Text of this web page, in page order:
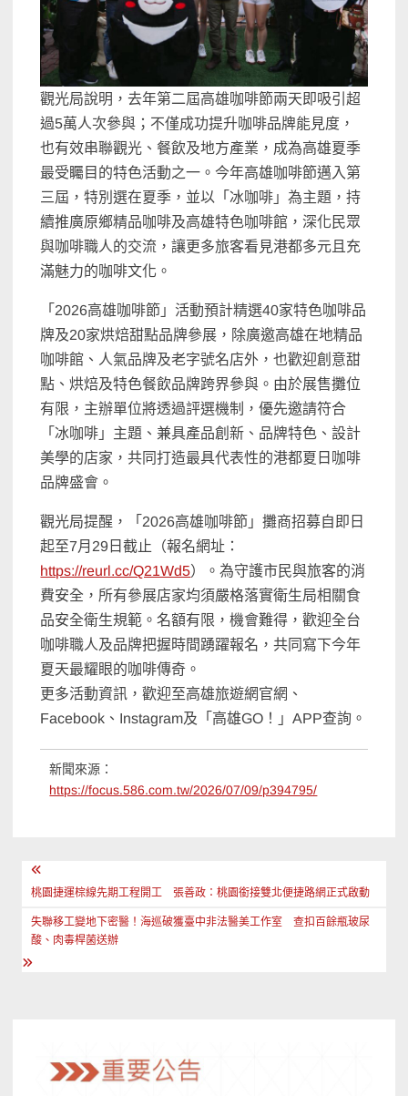
觀光局說明，去年第二屆高雄咖啡節兩天即吸引超
過5萬人次參與；不僅成功提升咖啡品牌能見度，
也有效串聯觀光、餐飲及地方產業，成為高雄夏季
最受矚目的特色活動之一。今年高雄咖啡節邁入第
三屆，特別選在夏季，並以「冰咖啡」為主題，持
續推廣原鄉精品咖啡及高雄特色咖啡館，深化民眾
與咖啡職人的交流，讓更多旅客看見港都多元且充
滿魅力的咖啡文化。
「2026高雄咖啡節」活動預計精選40家特色咖啡品
牌及20家烘焙甜點品牌參展，除廣邀高雄在地精品
咖啡館、人氣品牌及老字號名店外，也歡迎創意甜
點、烘焙及特色餐飲品牌跨界參與。由於展售攤位
有限，主辦單位將透過評選機制，優先邀請符合
「冰咖啡」主題、兼具產品創新、品牌特色、設計
美學的店家，共同打造最具代表性的港都夏日咖啡
品牌盛會。
觀光局提醒，「2026高雄咖啡節」攤商招募自即日
起至7月29日截止（報名網址：
https://reurl.cc/Q21Wd5）。為守護市民與旅客的消
費安全，所有參展店家均須嚴格落實衛生局相關食
品安全衛生規範。名額有限，機會難得，歡迎全台
咖啡職人及品牌把握時間踴躍報名，共同寫下今年
夏天最耀眼的咖啡傳奇。
更多活動資訊，歡迎至高雄旅遊網官網、
Facebook、Instagram及「高雄GO！」APP查詢。
新聞來源：
https://focus.586.com.tw/2026/07/09/p394795/
文
章
導
覽
桃園捷運棕線先期工程開工 張善政：桃園銜接雙北便捷路網正式啟動
失聯移工變地下密醫！海巡破獲臺中非法醫美工作室 查扣百餘瓶玻尿
酸、肉毒桿菌送辦